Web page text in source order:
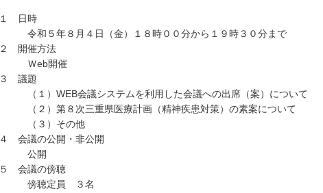
１ 日時
令和５年８月４日（金）１８時００分から１９時３０分まで
２ 開催方法
Ｗeb開催
３ 議題
（１）WEB会議システムを利用した会議への出席（案）について
（２）第８次三重県医療計画（精神疾患対策）の素案について
（３）その他
４ 会議の公開・非公開
公開
５ 会議の傍聴
傍聴定員 ３名